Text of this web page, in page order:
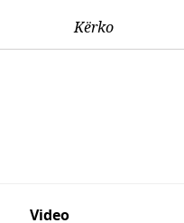
Kërko
Video